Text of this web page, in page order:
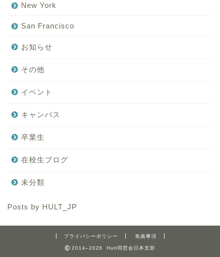
New York
San Francisco
お知らせ
その他
イベント
キャンパス
卒業生
在校生ブログ
未分類
Posts by HULT_JP
プライバシーポリシー 免責事項
2014–2026 Hult同窓会日本支部